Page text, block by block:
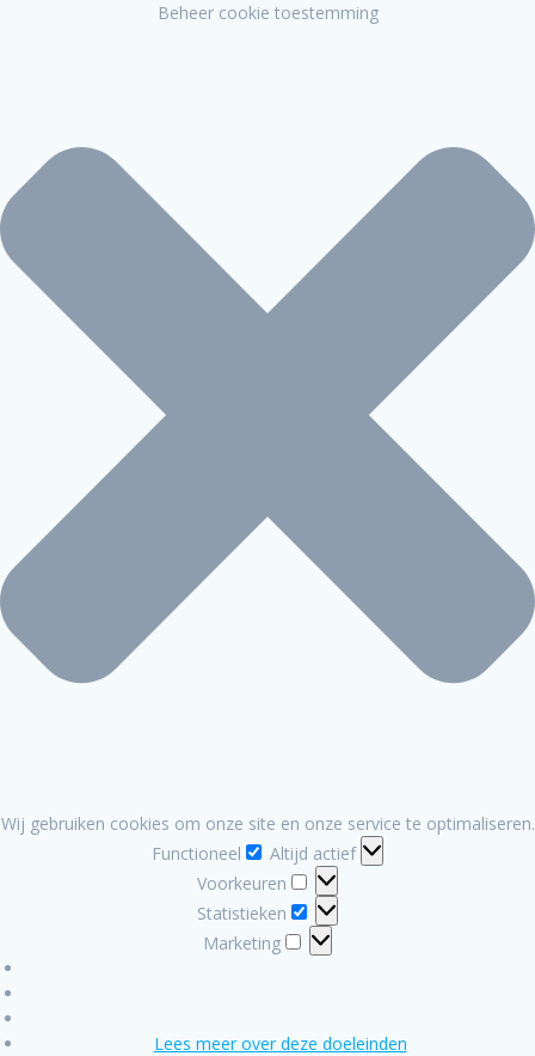
Beheer cookie toestemming
Wij gebruiken cookies om onze site en onze service te optimaliseren.
Functioneel
Functioneel
Altijd actief
Voorkeuren
Voorkeuren
Statistieken Statistieken
Marketing Marketing
Lees meer over deze doeleinden